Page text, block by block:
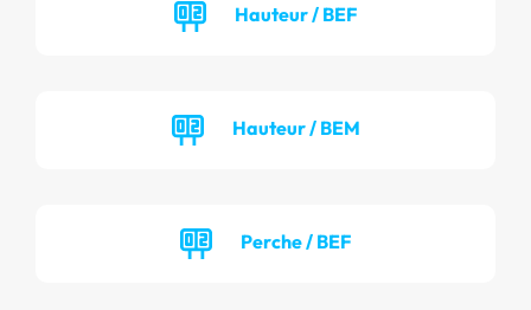
Hauteur / BEF
Hauteur / BEM
Perche / BEF